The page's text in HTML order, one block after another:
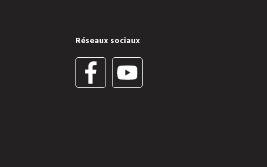
Réseaux sociaux